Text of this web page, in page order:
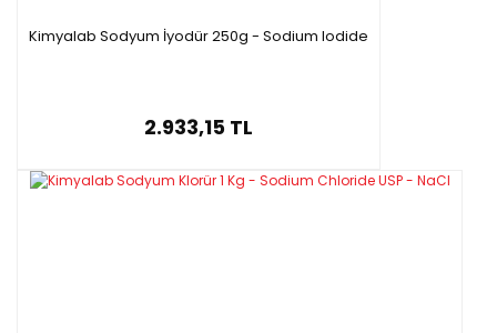
Kimyalab Sodyum İyodür 250g - Sodium Iodide
2.933,15 TL